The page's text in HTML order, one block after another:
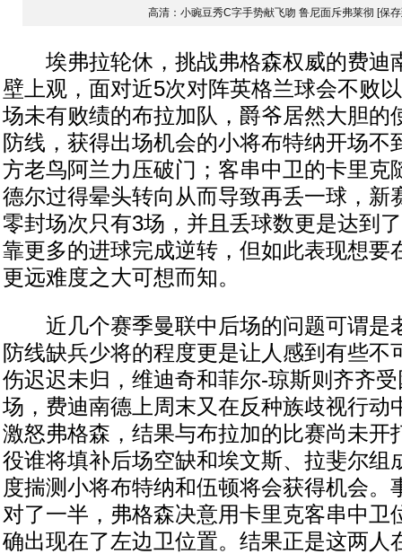
高清：小豌豆秀C字手势献飞吻 鲁尼面斥弗莱彻 [保
埃弗拉轮休，挑战弗格森权威的费迪
壁上观，面对近5次对阵英格兰球会不败
场未有败绩的布拉加队，爵爷居然大胆的
防线，获得出场机会的小将布特纳开场不
方老鸟阿兰力压破门；客串中卫的卡里克
德尔过得晕头转向从而导致再丢一球，新
零封场次只有3场，并且丢球数更是达到
靠更多的进球完成逆转，但如此表现想要
更远难度之大可想而知。
近几个赛季曼联中后场的问题可谓是
防线缺兵少将的程度更是让人感到有些不
伤迟迟未归，维迪奇和菲尔-琼斯则齐齐
场，费迪南德上周末又在反种族歧视行动
激怒弗格森，结果与布拉加的比赛尚未开
役谁将填补后场空缺和埃文斯、拉斐尔组
度揣测小将布特纳和伍顿将会获得机会。
对了一半，弗格森决意用卡里克客串中卫
确出现在了左边卫位置。结果正是这两人